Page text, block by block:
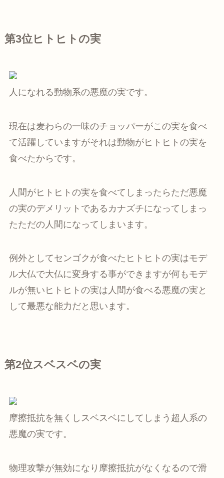
第3位ヒトヒトの実
人になれる動物系の悪魔の実です。
現在は麦わらの一味のチョッパーがこの実を食べ
て活躍していますがそれは動物がヒトヒトの実を
食べたからです。
人間がヒトヒトの実を食べてしまったらただ悪魔
の実のデメリットであるカナズチになってしまっ
たただの人間になってしまいます。
例外としてセンゴクが食べたヒトヒトの実はモデ
ル大仏で大仏に変身する事ができますが何もモデ
ルが無いヒトヒトの実は人間が食べる悪魔の実と
して最悪な能力だと思います。
第2位スベスベの実
摩擦抵抗を無くしスベスベにしてしまう超人系の
悪魔の実です。
物理攻撃が無効になり摩擦抵抗がなくなるので滑